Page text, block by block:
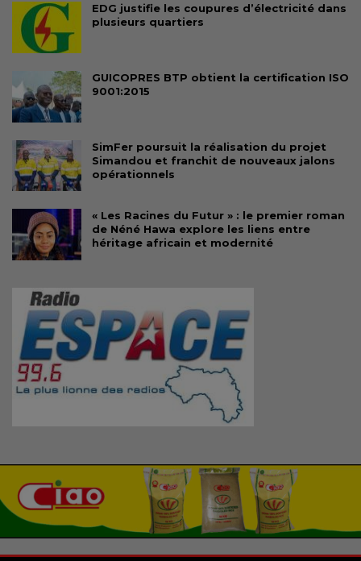
EDG justifie les coupures d’électricité dans
plusieurs quartiers
GUICOPRES BTP obtient la certification ISO
9001:2015
SimFer poursuit la réalisation du projet
Simandou et franchit de nouveaux jalons
opérationnels
« Les Racines du Futur » : le premier roman
de Néné Hawa explore les liens entre
héritage africain et modernité